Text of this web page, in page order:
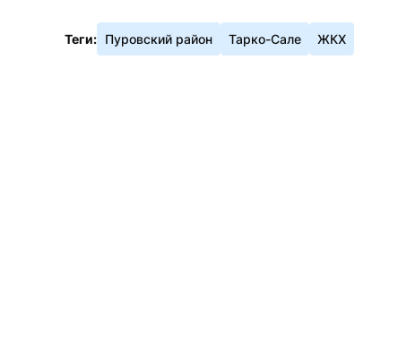
Теги: Пуровский район Тарко-Сале ЖКХ